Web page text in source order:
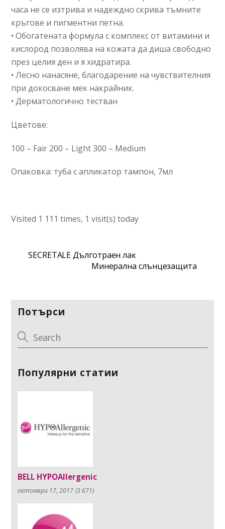
часа не се изтрива и надеждно скрива тъмните
кръгове и пигментни петна.
• Обогатената формула с комплекс от витамини и
кислород позволява на кожата да диша свободно
през целия ден и я хидратира.
• Лесно нанасяне, благодарение на чувствителния
при докосване мек накрайник.
• Дерматологично тестван
Цветове:
100 – Fair 200 – Light 300 – Medium
Опаковка: туба с апликатор тампон, 7мл
Visited 1 111 times, 1 visit(s) today
SECRETALE Дълготраен лак
Минерална слънцезащита
Потърси
Популярни статии
BELL HYPOAllergenic
октомври 17, 2017 (3 671)